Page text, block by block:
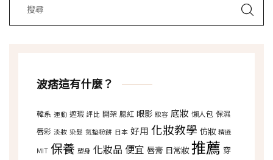
波痞這有什麼？
韓系 運動 遮瑕 評比 開架 腮紅 眼影 妝容 底妝 懶人包 保濕
唇彩 淡妝 染髮 氣墊粉餅 日本 好用 化妝教學 仿妝 精選
MIT 保養 塑身 化妝品 便宜 唇膏 日常妝 推薦 穿